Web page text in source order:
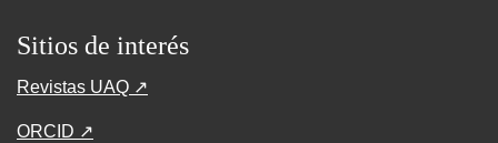
Sitios de interés
Revistas UAQ ↗
ORCID ↗